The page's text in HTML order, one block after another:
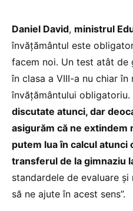
Daniel David, ministrul
învățământul este
facem noi. Un test atât
în clasa a VIII-a nu chiar
învățământului obligatoriu.
discutate atunci, dar
asigurăm că ne extindem
putem lua în calcul atunci
transferul de la gimnaziu
standardele de evaluare
să ne ajute în acest sens”.